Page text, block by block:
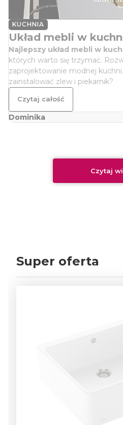
KUCHNIA
Układ mebli w
Najlepszy układ mebli w
których warto się trzymać.
zaprojektowanie modnej
zainstalować zlew i piekarnik?
Czytaj całość
Dominika
Czytaj
Super oferta